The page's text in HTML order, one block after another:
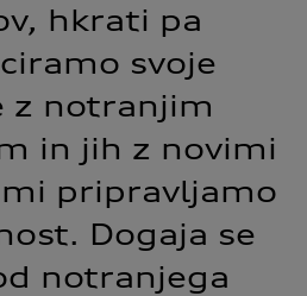
hkrati pa
svoje
z notranjim
in jih z novimi
pripravljamo
Dogaja se
notranjega